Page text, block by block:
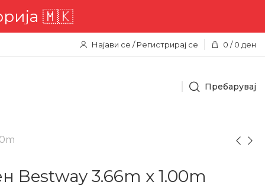
🇲🇰
Најави се / Регистрирај се 0 / 0 ден
Пребарувај
Bestway 3.66m x 1.00m